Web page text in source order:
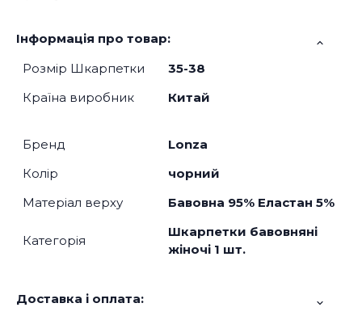
Інформація про товар:
Розмір Шкарпетки
35-38
Країна виробник
Китай
Бренд
Lonza
Колір
чорний
Матеріал верху
Бавовна 95% Еластан 5%
Категорія
Шкарпетки бавовняні
жіночі 1 шт.
Доставка і оплата: